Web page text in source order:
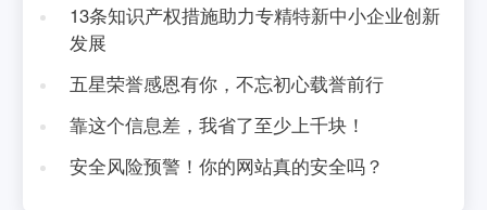
13条知识产权措施助力专精特新中小企业创新
发展
五星荣誉感恩有你，不忘初心载誉前行
靠这个信息差，我省了至少上千块！
安全风险预警！你的网站真的安全吗？